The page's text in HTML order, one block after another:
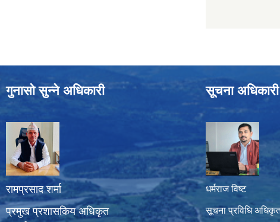
गुनासो सुन्ने अधिकारी
रामप्रसाद शर्मा
प्रमुख प्रशासकिय अधिकृत
सूचना अधिकारी
धर्मराज विष्ट
सूचना प्रविधि